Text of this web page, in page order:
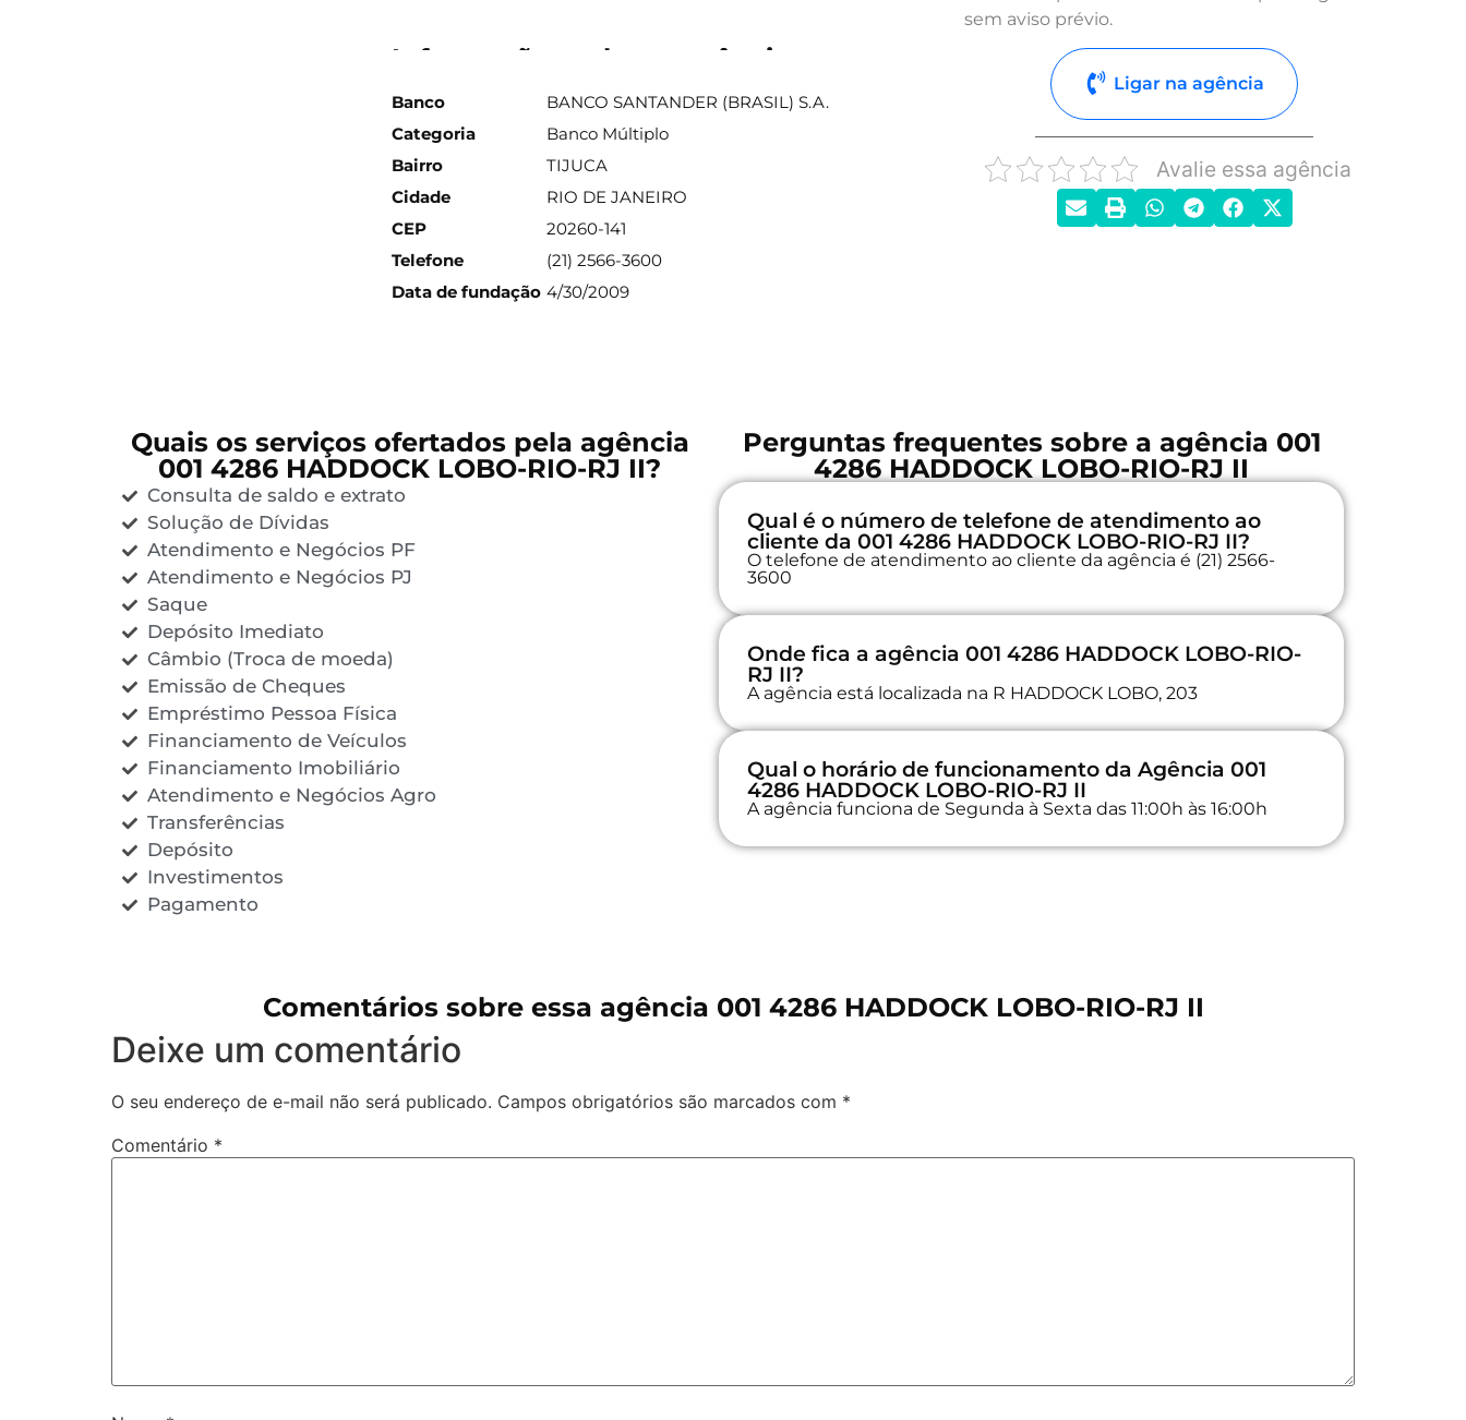
Informações sobre a agência
Banco
BANCO SANTANDER (BRASIL) S.A.
Categoria
Banco Múltiplo
Bairro
TIJUCA
Cidade
RIO DE JANEIRO
CEP
20260-141
Telefone
(21) 2566-3600
Data de fundação 4/30/2009
sem aviso prévio.
Ligar na agência
Avalie essa agência
Quais os serviços ofertados pela agência
001 4286 HADDOCK LOBO-RIO-RJ II?
Consulta de saldo e extrato
Solução de Dívidas
Atendimento e Negócios PF
Atendimento e Negócios PJ
Saque
Depósito Imediato
Câmbio (Troca de moeda)
Emissão de Cheques
Empréstimo Pessoa Física
Financiamento de Veículos
Financiamento Imobiliário
Atendimento e Negócios Agro
Transferências
Depósito
Investimentos
Pagamento
Perguntas frequentes sobre a agência 001
4286 HADDOCK LOBO-RIO-RJ II
Qual é o número de telefone de atendimento ao
cliente da 001 4286 HADDOCK LOBO-RIO-RJ II?
O telefone de atendimento ao cliente da agência é (21) 2566-
3600
Onde fica a agência 001 4286 HADDOCK LOBO-RIO-
RJ II?
A agência está localizada na R HADDOCK LOBO, 203
Qual o horário de funcionamento da Agência 001
4286 HADDOCK LOBO-RIO-RJ II
A agência funciona de Segunda à Sexta das 11:00h às 16:00h
Comentários sobre essa agência 001 4286 HADDOCK LOBO-RIO-RJ II
Deixe um comentário
O seu endereço de e-mail não será publicado. Campos obrigatórios são marcados com *
Comentário *